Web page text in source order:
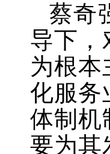
蔡奇
导下，
为根
化服务
体制机
要为其